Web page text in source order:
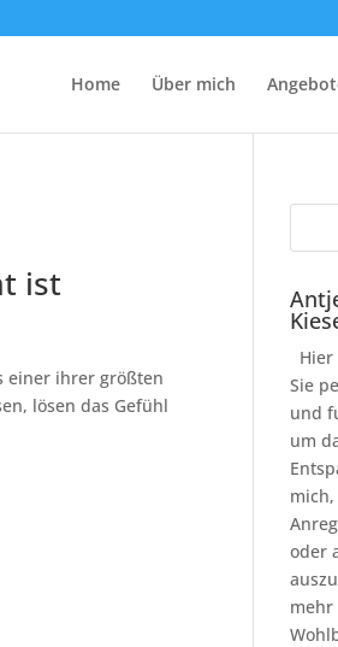
Home Über mich
ist
einer ihrer größten
lösen das Gefühl
Sie
und
um
oder
mehr